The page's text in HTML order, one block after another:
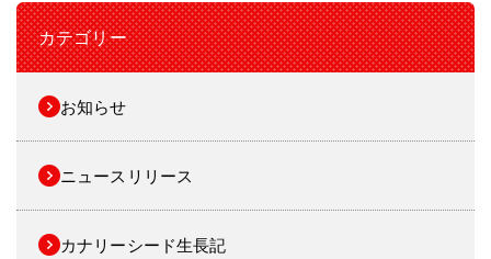
カテゴリー
お知らせ
ニュースリリース
カナリーシード生長記